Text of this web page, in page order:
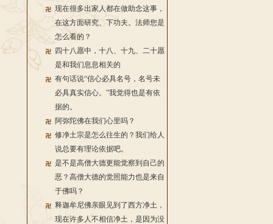
现在很多出家人都在做助念这事，
在这方面研究、下功夫。法师您是
怎么看的？
四十八愿中，十八、十九、二十愿
是和我们息息相关的
有句话说“信心必具名号，名号未
必具真实信心。”我觉得也是有依
据的。
阿弥陀佛在我们心里吗？
修净土宗是怎么往生的？我们给人
说总要有理论依据吧。
是不是高僧大德更能觉察到自己的
恶？高僧大德的觉照能力也是来自
于佛吗？
释迦牟尼佛亲眼见到了西方净土，
现在许多人不相信净土，是因为没